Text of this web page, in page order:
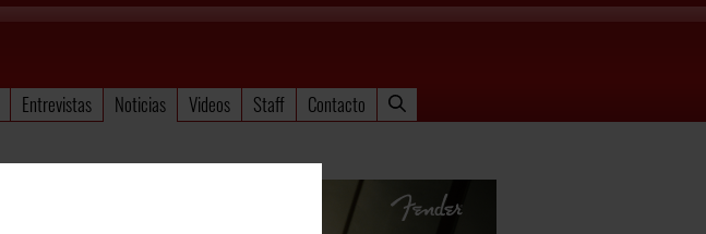
Entrevistas Noticias Videos Staff Contacto